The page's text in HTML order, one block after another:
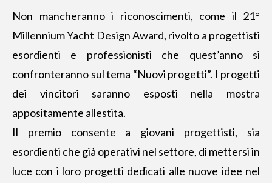
Non mancheranno i riconoscimenti, come il 21°
Millennium Yacht Design Award, rivolto a progettisti
esordienti e professionisti che quest’anno si
confronteranno sul tema “Nuovi progetti”. I progetti
dei vincitori saranno esposti nella mostra
appositamente allestita.
Il premio consente a giovani progettisti, sia
esordienti che già operativi nel settore, di mettersi in
luce con i loro progetti dedicati alle nuove idee nel